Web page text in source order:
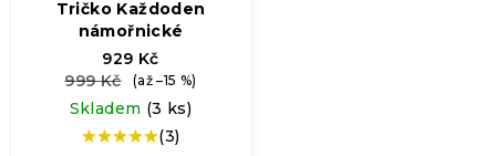
Tričko Každoden
námořnické
929 Kč
999 Kč
(až –15 %)
Skladem (3 ks)
Průměrné(3)